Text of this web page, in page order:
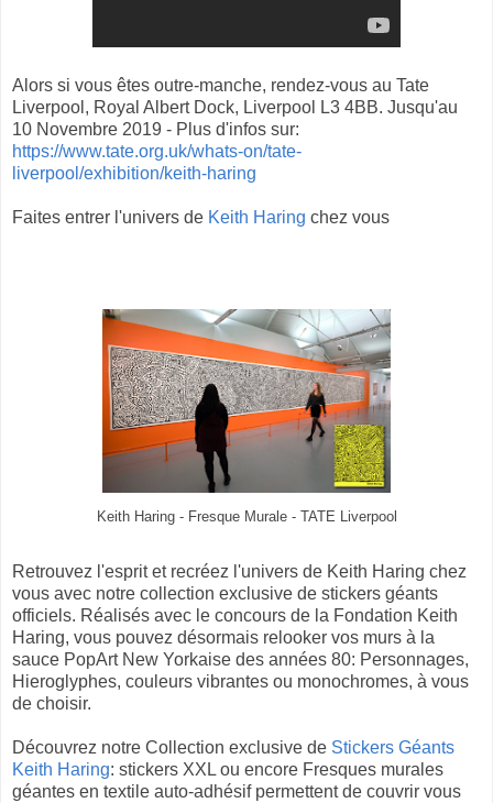
Alors si vous êtes outre-manche, rendez-vous au Tate
Liverpool, Royal Albert Dock, Liverpool L3 4BB. Jusqu'au
10 Novembre 2019 - Plus d'infos sur:
https://www.tate.org.uk/whats-on/tate-
liverpool/exhibition/keith-haring
Faites entrer l'univers de Keith Haring chez vous
Keith Haring - Fresque Murale - TATE Liverpool
Retrouvez l'esprit et recréez l'univers de Keith Haring chez
vous avec notre collection exclusive de stickers géants
officiels. Réalisés avec le concours de la Fondation Keith
Haring, vous pouvez désormais relooker vos murs à la
sauce PopArt New Yorkaise des années 80: Personnages,
Hieroglyphes, couleurs vibrantes ou monochromes, à vous
de choisir.
Découvrez notre Collection exclusive de Stickers Géants
Keith Haring: stickers XXL ou encore Fresques murales
géantes en textile auto-adhésif permettent de couvrir vous